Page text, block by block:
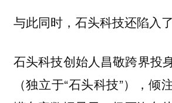
与此同时，石头科技还陷入
石头科技创始人昌敬跨界投
（独立于“石头科技”），倾